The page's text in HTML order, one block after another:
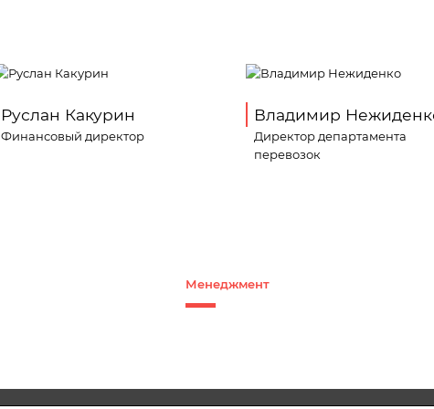
Руслан Какурин
Финансовый директор
Владимир
Директор департамента
перевозок
Менеджмент